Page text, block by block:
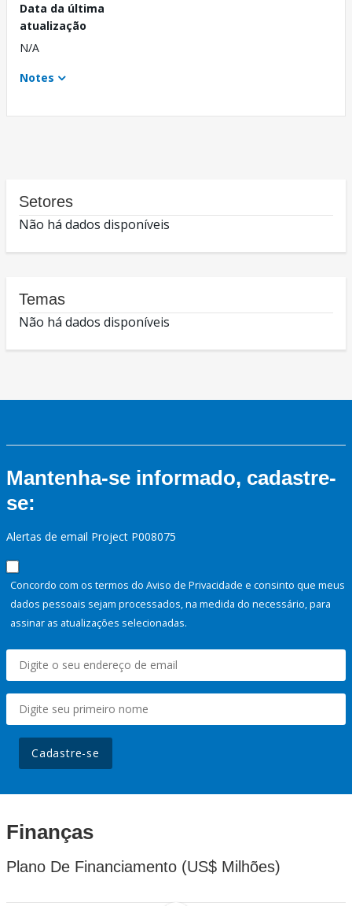
Data da última
atualização
N/A
Notes
Setores
Não há dados disponíveis
Temas
Não há dados disponíveis
Mantenha-se informado, cadastre-
se:
Alertas de email Project P008075
Concordo com os termos do Aviso de Privacidade e consinto que meus
dados pessoais sejam processados, na medida do necessário, para
assinar as atualizações selecionadas.
Cadastre-se
Finanças
Plano De Financiamento (US$ Milhões)